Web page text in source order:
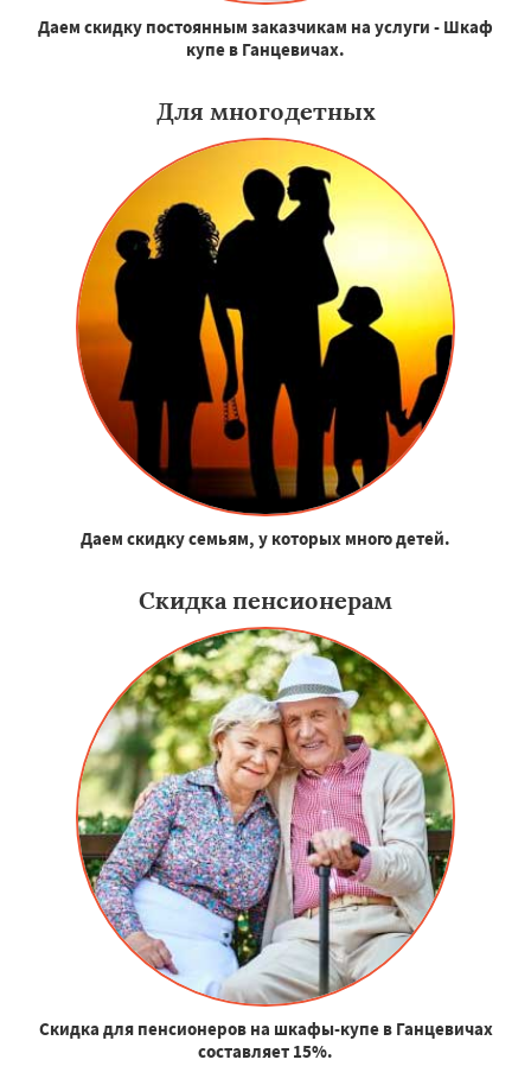
Даем скидку постоянным заказчикам на услуги - Шкаф
купе в Ганцевичах.
Для многодетных
Даем скидку семьям, у которых много детей.
Скидка пенсионерам
Скидка для пенсионеров на шкафы-купе в Ганцевичах
составляет 15%.